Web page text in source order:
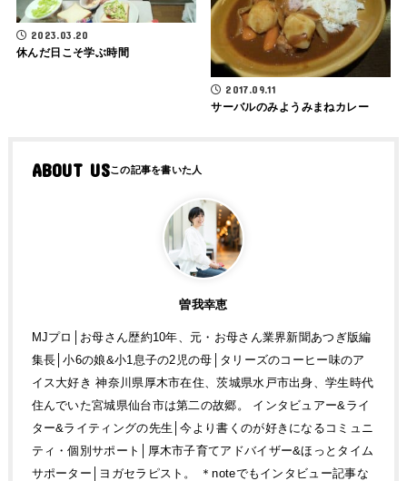
2023.03.20
休んだ日こそ学ぶ時間
2017.09.11
サーバルのみようみまねカレー
ABOUT US
曽我幸恵
MJプロ│お母さん歴約10年、元・お母さん業界新聞あつぎ版編
集長│小6の娘&小1息子の2児の母│タリーズのコーヒー味のア
イス大好き 神奈川県厚木市在住、茨城県水戸市出身、学生時代
住んでいた宮城県仙台市は第二の故郷。 インタビュアー&ライ
ター&ライティングの先生│今より書くのが好きになるコミュニ
ティ・個別サポート│厚木市子育てアドバイザー&ほっとタイム
サポーター│ヨガセラピスト。 ＊noteでもインタビュー記事な